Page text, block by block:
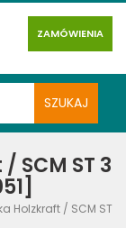
ZAMÓWIENIA
SCM ST 3
Holzkraft / SCM ST